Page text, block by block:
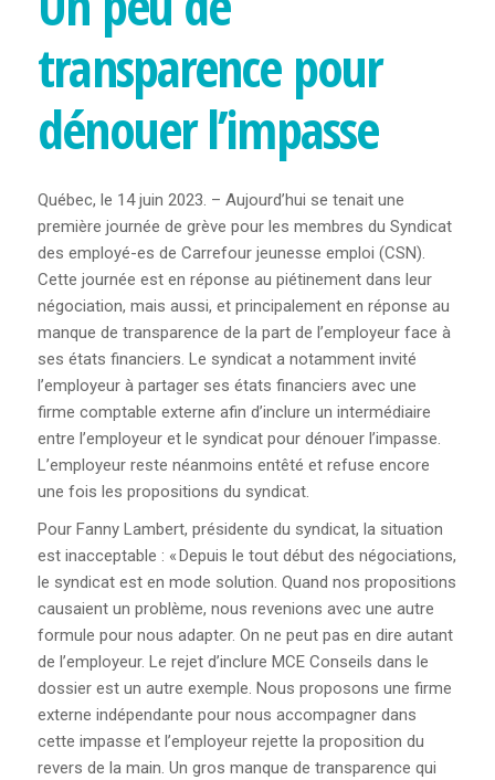
transparence pour
dénouer l’impasse
Québec, le 14 juin 2023. – Aujourd’hui se tenait une
première journée de grève pour les membres du Syndicat
des employé-es de Carrefour jeunesse emploi (CSN).
Cette journée est en réponse au piétinement dans leur
négociation, mais aussi, et principalement en réponse au
manque de transparence de la part de l’employeur face à
ses états financiers. Le syndicat a notamment invité
l’employeur à partager ses états financiers avec une
firme comptable externe afin d’inclure un intermédiaire
entre l’employeur et le syndicat pour dénouer l’impasse.
L’employeur reste néanmoins entêté et refuse encore
une fois les propositions du syndicat.
Pour Fanny Lambert, présidente du syndicat, la situation
est inacceptable : « Depuis le tout début des négociations,
le syndicat est en mode solution. Quand nos propositions
causaient un problème, nous revenions avec une autre
formule pour nous adapter. On ne peut pas en dire autant
de l’employeur. Le rejet d’inclure MCE Conseils dans le
dossier est un autre exemple. Nous proposons une firme
externe indépendante pour nous accompagner dans
cette impasse et l’employeur rejette la proposition du
revers de la main. Un gros manque de transparence qui
INSTANCES
À PROPOS DES INSTANCES
COMITÉ EXÉCUTIF
CONSEIL SYNDICAL
ASSEMBLÉE GÉNÉRALE
POLITIQUE D’AIDE
PUBLICATIONS
JOURNAL LE RÉFLEXE
AFFICHES DU CCQCA
COMITÉ DE RELATIONS
INTERCULTURELLES ET
RACISME SYSTÉMIQUE
DOCUMENTS DU
CENTENAIRE